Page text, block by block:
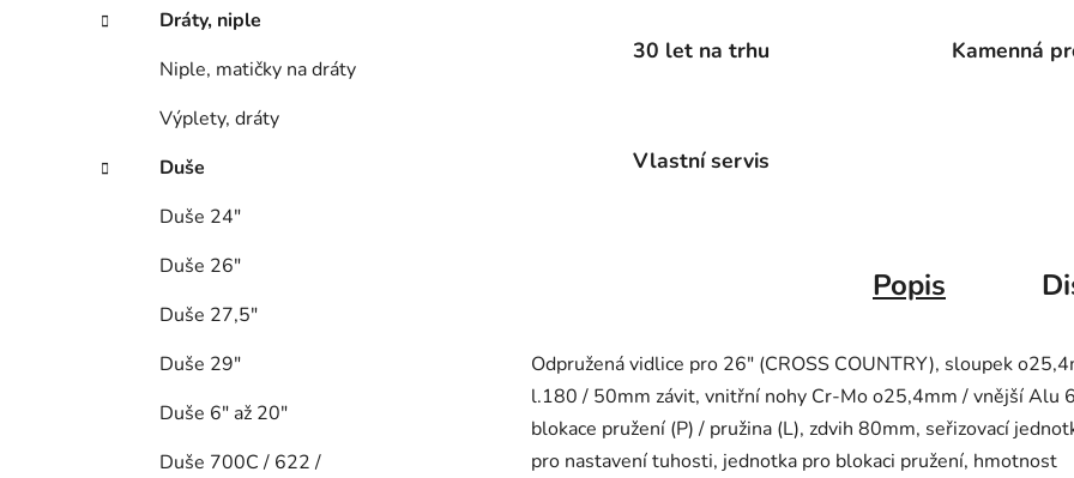
Dráty, niple
Niple, matičky na dráty
Výplety, dráty
Duše
Duše 24"
Duše 26"
Duše 27,5"
Duše 29"
Duše 6" až 20"
Duše 700C / 622 /
30 let na trhu Kamenná
Vlastní servis
Popis
Odpružená vidlice pro 26" (CROSS COUNTRY), sloupek
l.180 / 50mm závit, vnitřní nohy Cr-Mo o25,4mm / vnější Alu
blokace pružení (P) / pružina (L), zdvih 80mm, seřizovací
pro nastavení tuhosti, jednotka pro blokaci pružení, hmotnost